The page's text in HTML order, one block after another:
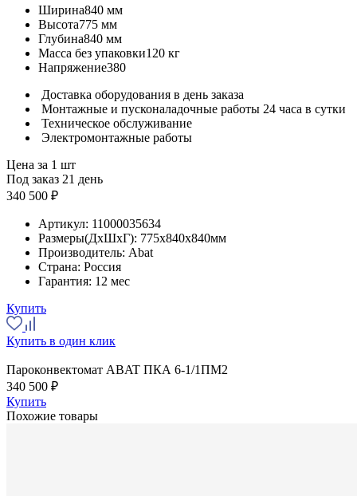
Ширина840 мм
Высота775 мм
Глубина840 мм
Масса без упаковки120 кг
Напряжение380
Доставка оборудования в день заказа
Монтажные и пусконаладочные работы 24 часа в сутки
Техническое обслуживание
Электромонтажные работы
Цена за 1 шт
Под заказ 21 день
340 500 ₽
Артикул: 11000035634
Размеры(ДхШхГ): 775x840x840мм
Производитель: Abat
Страна: Россия
Гарантия: 12 мес
Купить
Купить в один клик
Пароконвектомат ABAT ПКА 6-1/1ПМ2
340 500 ₽
Купить
Похожие товары